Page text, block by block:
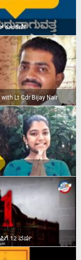
ಕುಲಕರ್ಣಿ
Lt Cdr Bijay Nair
12 ವರ್ಷ